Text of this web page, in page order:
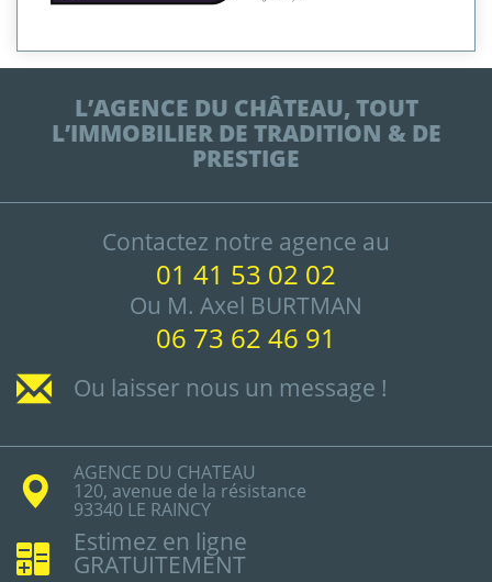
L’AGENCE DU CHÂTEAU, TOUT
L’IMMOBILIER DE TRADITION & DE
PRESTIGE
Contactez notre agence au
01 41 53 02 02
Ou M. Axel BURTMAN
06 73 62 46 91
Ou laisser nous un message !
AGENCE DU CHATEAU
120, avenue de la résistance
93340 LE RAINCY
Estimez en ligne
GRATUITEMENT